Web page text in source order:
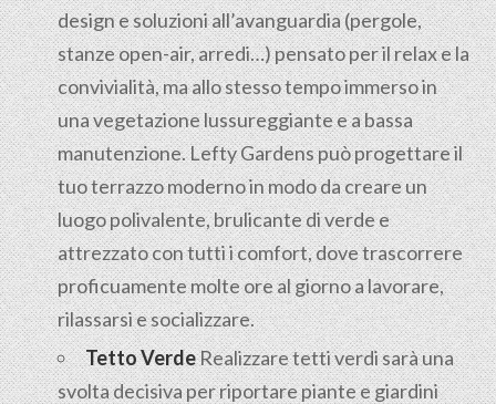
design e soluzioni all’avanguardia (pergole,
stanze open-air, arredi…) pensato per il relax e la
convivialità, ma allo stesso tempo immerso in
una vegetazione lussureggiante e a bassa
manutenzione. Lefty Gardens può progettare il
tuo terrazzo moderno in modo da creare un
luogo polivalente, brulicante di verde e
attrezzato con tutti i comfort, dove trascorrere
proficuamente molte ore al giorno a lavorare,
rilassarsi e socializzare.
Tetto VerdeRealizzare tetti verdi sarà una
svolta decisiva per riportare piante e giardini